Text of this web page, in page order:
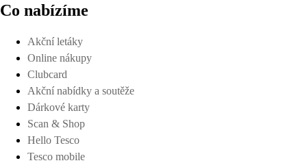
Co nabízíme
Akční letáky
Online nákupy
Clubcard
Akční nabídky a soutěže
Dárkové karty
Scan & Shop
Hello Tesco
Tesco mobile